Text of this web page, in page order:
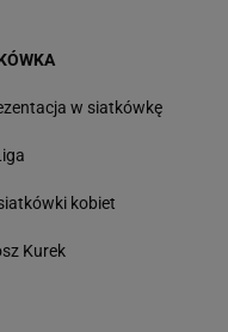
w siatkówkę
kobiet
Kurek